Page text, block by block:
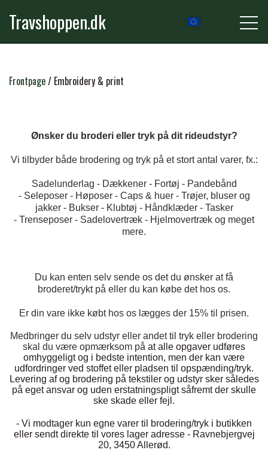
Travshoppen.dk
NEWS
HORSE
GRIMER & TRÆKTOVE
TRENSER & TILBEHØR
DÆKKENER & TILBEHØR
BANDAGER & BENBESKYTTELSE
GROOMING
TILSKUD & VITAMINER
RIDER
RIDEBUKSER & LEGGINS
JAKKER & VESTE
SKO & STØVLER
PISKE & SPORER
HJELME
GROOMING
STRIGLEKASSER & STALDSKABE
SÅRPLEJE & STALDAPOTEK
SHAMPOO & SHINER
HOVPLEJE
TROT
SEJRSDÆKKENER
TRAVUDSTYR MED NAVN
HARNESS RACING
SELER & TILBEHØR
KRAFFT FODER
PREMIER EQUINE
PREMIER EQUINE REGN - &
OVERGANGSDÆKKEN
OUTLET
Frontpage Embroidery & print
Ønsker du broderi eller tryk på dit rideudstyr?
Vi tilbyder både brodering og tryk på et stort antal varer, fx.:
Sadelunderlag - Dækkener - Fortøj - Pandebånd
- Seleposer - Høposer - Caps & huer - Trøjer, bluser og
jakker - Bukser - Klubtøj - Håndklæder - Tasker
- Trenseposer - Sadelovertræk - Hjelmovertræk og meget
mere.
Du kan enten selv sende os det du ønsker at få
broderet/trykt på eller du kan købe det hos os.
Er din vare ikke købt hos os lægges der 15% til prisen.
Medbringer du selv udstyr eller andet til tryk eller brodering
skal du være opmærksom på at alle opgaver udføres
omhyggeligt og i bedste intention, men der kan være
udfordringer ved stoffet eller pladsen til opspænding/tryk.
Levering af og brodering på tekstiler og udstyr sker således
på eget ansvar og uden erstatningspligt såfremt der skulle
ske skade eller fejl.
- Vi modtager kun egne varer til brodering/tryk i butikken
eller sendt direkte til vores lager adresse - Ravnebjergvej
20, 3450 Allerød.